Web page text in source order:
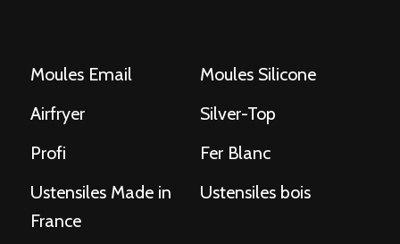
Moules Email
Moules Silicone
Airfryer
Silver-Top
Profi
Fer Blanc
Ustensiles Made in
France
Ustensiles bois